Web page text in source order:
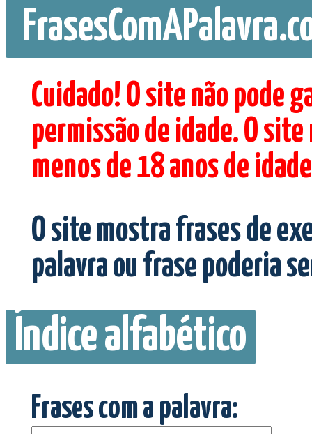
Cuidado! O site não pode
permissão de idade. O
menos de 18 anos de
O site mostra frases de
palavra ou frase poderia
Índice alfabético
Frases com a palavra: